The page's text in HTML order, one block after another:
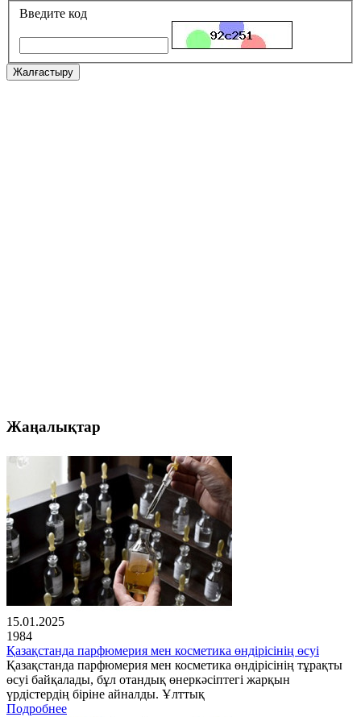
Введите код
Жалғастыру
Жаңалықтар
15.01.2025
1984
Қазақстанда парфюмерия мен косметика өндірісінің өсуі
Қазақстанда парфюмерия мен косметика өндірісінің тұрақты
өсуі байқалады, бұл отандық өнеркәсіптегі жарқын
үрдістердің біріне айналды. Ұлттық
Подробнее